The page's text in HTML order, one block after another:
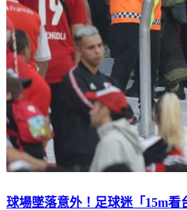
球場墜落意外！足球迷「15m